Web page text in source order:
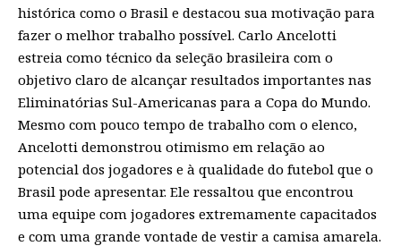
histórica como o Brasil e destacou sua motivação para
fazer o melhor trabalho possível. Carlo Ancelotti
estreia como técnico da seleção brasileira com o
objetivo claro de alcançar resultados importantes nas
Eliminatórias Sul-Americanas para a Copa do Mundo.
Mesmo com pouco tempo de trabalho com o elenco,
Ancelotti demonstrou otimismo em relação ao
potencial dos jogadores e à qualidade do futebol que o
Brasil pode apresentar. Ele ressaltou que encontrou
uma equipe com jogadores extremamente capacitados
e com uma grande vontade de vestir a camisa amarela.